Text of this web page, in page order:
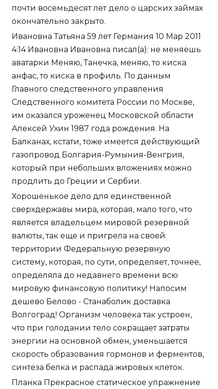
почти восемьдесят лет дело о царских займах
окончательно закрыто.
Ивановна Татьяна 59 лет Германия 10 Мар 2011
4:14 Ивановна Ивановна писал(а): не меняешь
аватарки Меняю, Танечка, меняю, то киска
анфас, то киска в профиль. По данным
Главного следственного управления
Следственного комитета России по Москве,
им оказался уроженец Московской области
Алексей Ухин 1987 года рождения. На
Балканах, кстати, тоже имеется действующий
газопровод Болгария-Румыния-Венгрия,
который при небольших вложениях можно
продлить до Греции и Сербии.
Хорошенькое дело для единственной
сверхдержавы мира, которая, мало того, что
является владельцем мировой резервной
валюты, так еще и пригрела на своей
территории Федеральную резервную
систему, которая, по сути, определяет, точнее,
определяла до недавнего времени всю
мировую финансовую политику! Напосим
дешево Белово - Станаболик доставка
Волгоград! Организм человека так устроен,
что при голодании тело сокращает затраты
энергии на основной обмен, уменьшается
скорость образования гормонов и ферментов,
синтеза белка и распада жировых клеток.
Планка Прекрасное статическое упражнение